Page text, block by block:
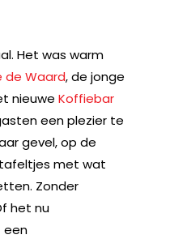
Het was warm
Waard, de jonge
nieuwe Koffiebar
een plezier te
gevel, op de
met wat
Zonder
het nu
een